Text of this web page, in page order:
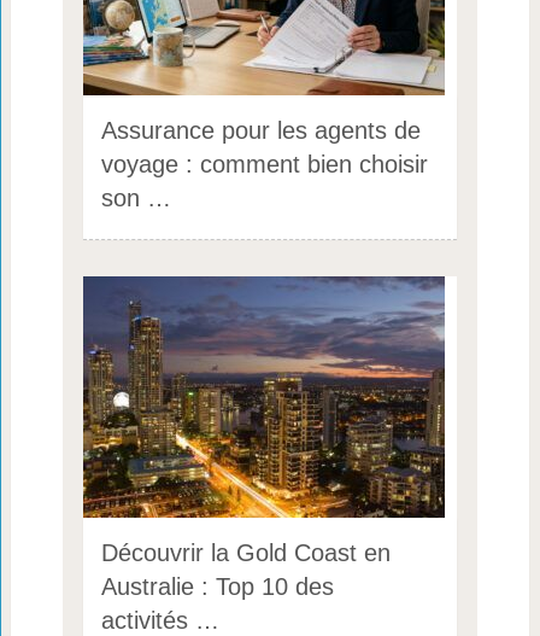
Assurance pour les agents de
voyage : comment bien choisir
son …
Découvrir la Gold Coast en
Australie : Top 10 des
activités …